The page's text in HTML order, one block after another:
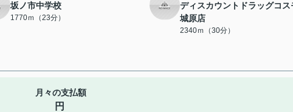
坂ノ市中学校
1770ｍ（23分）
ディスカウントドラッグコス
城原店
2340ｍ（30分）
月々の支払額
円